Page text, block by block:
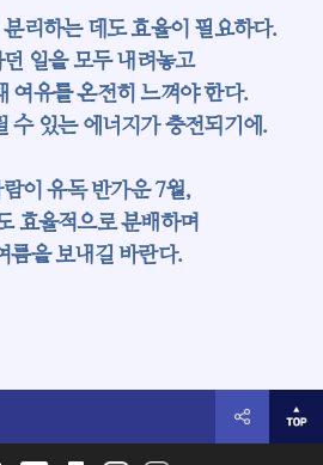
리하는 데도 효율이 필요하다.
일을 모두 내려놓고
여유를 온전히 느껴야 한다.
수 있는 에너지가 충전되기에.
이 유독 반가운 7월,
효율적으로 분배하며
름을 보내길 바란다.